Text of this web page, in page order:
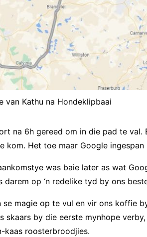
van Kathu na Hondeklipbaai
na 6h gereed om in die pad te
Het toe maar Google
was baie later as wat
op ‘n redelike tyd by ons
magie op te vul en vir ons koffie
skaars by die eerste mynhope
kaas roosterbroodjies.